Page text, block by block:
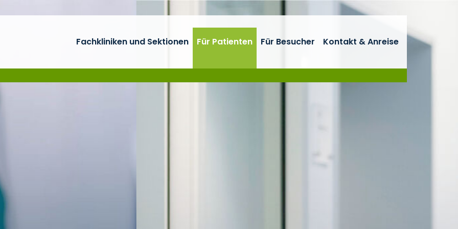
Fachkliniken und Sektionen Für Patienten Für Besucher Kontakt & Anreise